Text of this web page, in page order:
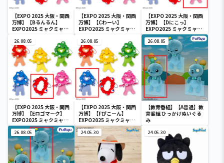
【EXPO 2025 大阪・関西
万博】【Bるんるん】
EXPO2025 ミャクミャク
ぐるみ
【EXPO 2025 大阪・関西
万博】【Cわーい】
EXPO2025 ミャクミャク
ぐるみ
【EXPO 2025 大阪・関西
万博】【Dにこっ】
EXPO2025 ミャクミャク
カラフルゴム紐付きぬい
ぐるみ
26.08.05
【EXPO 2025 大阪・関西
万博】【Eロゴマーク】
EXPO2025 ミャクミャク
カラフルゴム紐付きぬい
ぐるみ
26.08.05
【EXPO 2025 大阪・関西
万博】【Fぴこーん】
EXPO2025 ミャクミャク
カラフルゴム紐付きぬい
ぐるみ
26.08.05
【教育番組】【A普通】教
育番組 ひっかけぬいぐる
み
26.08.05 24.05.30 24.05.30